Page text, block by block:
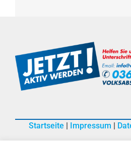
Startseite | Impressum |